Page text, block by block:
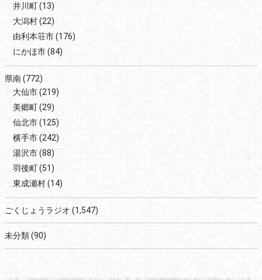
井川町(13)
大潟村(22)
由利本荘市(176)
にかほ市(84)
県南(772)
大仙市(219)
美郷町(29)
仙北市(125)
横手市(242)
湯沢市(88)
羽後町(51)
東成瀬村(14)
ごくじょうラジオ (1,547)
未分類(90)